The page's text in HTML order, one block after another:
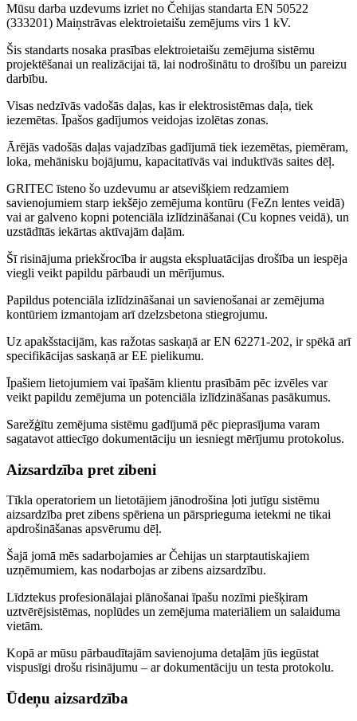
Mūsu darba uzdevums izriet no Čehijas standarta EN 50522
(333201) Maiņstrāvas elektroietaišu zemējums virs 1 kV.
Šis standarts nosaka prasības elektroietaišu zemējuma sistēmu
projektēšanai un realizācijai tā, lai nodrošinātu to drošību un pareizu
darbību.
Visas nedzīvās vadošās daļas, kas ir elektrosistēmas daļa, tiek
iezemētas. Īpašos gadījumos veidojas izolētas zonas.
Ārējās vadošās daļas vajadzības gadījumā tiek iezemētas, piemēram,
loka, mehānisku bojājumu, kapacitatīvās vai induktīvās saites dēļ.
GRITEC īsteno šo uzdevumu ar atsevišķiem redzamiem
savienojumiem starp iekšējo zemējuma kontūru (FeZn lentes veidā)
vai ar galveno kopni potenciāla izlīdzināšanai (Cu kopnes veidā), un
uzstādītās iekārtas aktīvajām daļām.
Šī risinājuma priekšrocība ir augsta ekspluatācijas drošība un iespēja
viegli veikt papildu pārbaudi un mērījumus.
Papildus potenciāla izlīdzināšanai un savienošanai ar zemējuma
kontūriem izmantojam arī dzelzsbetona stiegrojumu.
Uz apakšstacijām, kas ražotas saskaņā ar EN 62271-202, ir spēkā arī
specifikācijas saskaņā ar EE pielikumu.
Īpašiem lietojumiem vai īpašām klientu prasībām pēc izvēles var
veikt papildu zemējuma un potenciāla izlīdzināšanas pasākumus.
Sarežģītu zemējuma sistēmu gadījumā pēc pieprasījuma varam
sagatavot attiecīgo dokumentāciju un iesniegt mērījumu protokolus.
Aizsardzība pret zibeni
Tīkla operatoriem un lietotājiem jānodrošina ļoti jutīgu sistēmu
aizsardzība pret zibens spēriena un pārsprieguma ietekmi ne tikai
apdrošināšanas apsvērumu dēļ.
Šajā jomā mēs sadarbojamies ar Čehijas un starptautiskajiem
uzņēmumiem, kas nodarbojas ar zibens aizsardzību.
Līdztekus profesionālajai plānošanai īpašu nozīmi piešķiram
uztvērējsistēmas, noplūdes un zemējuma materiāliem un salaiduma
vietām.
Kopā ar mūsu pārbaudītajām savienojuma detaļām jūs iegūstat
vispusīgi drošu risinājumu – ar dokumentāciju un testa protokolu.
Ūdeņu aizsardzība